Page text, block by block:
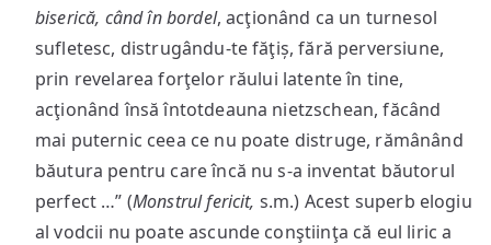
biserică, când în bordel, acţionând ca un turnesol
sufletesc, distrugându-te făţiș, fără perversiune,
prin revelarea forţelor răului latente în tine,
acţionând însă întotdeauna nietzschean, făcând
mai puternic ceea ce nu poate distruge, rămânând
băutura pentru care încă nu s-a inventat băutorul
perfect …” (Monstrul fericit, s.m.) Acest superb elogiu
al vodcii nu poate ascunde conştiinţa că eul liric a